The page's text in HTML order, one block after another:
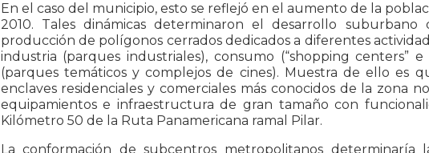
En el caso del municipio, esto se reflejó en el aumento de la
2010. Tales dinámicas determinaron el desarrollo
producción de polígonos cerrados dedicados a diferentes
industria (parques industriales), consumo (“shopping centers”
(parques temáticos y complejos de cines). Muestra de ello es
enclaves residenciales y comerciales más conocidos de la zona
equipamientos e infraestructura de gran tamaño con
Kilómetro 50 de la Ruta Panamericana ramal Pilar.
La conformación de subcentros metropolitanos